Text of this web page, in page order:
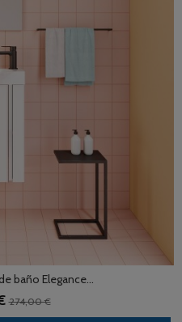
baño Elegance...
274,00 €